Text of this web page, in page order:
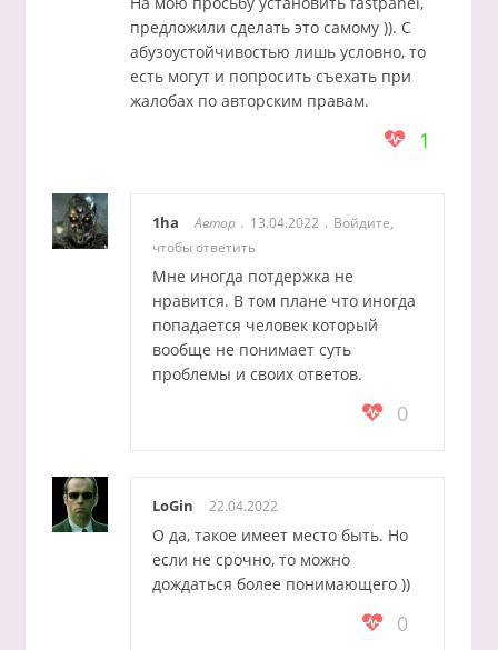
предложили сделать это самому )). С
абузоустойчивостью лишь условно, то
есть могут и попросить съехать при
жалобах по авторским правам.
1
1ha Автор 13.04.2022
Войдите,
чтобы ответить
Мне иногда потдержка не
нравится. В том плане что иногда
попадается человек который
вообще не понимает суть
проблемы и своих ответов.
0
LoGin 22.04.2022
О да, такое имеет место быть. Но
если не срочно, то можно
дождаться более понимающего ))
0